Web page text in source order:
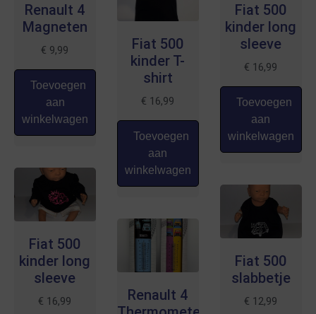
Renault 4
Magneten
€ 9,99
Toevoegen
aan
winkelwagen
Fiat 500
kinder long
sleeve
€ 16,99
Toevoegen
aan
winkelwagen
Fiat 500
kinder T-
shirt
€ 16,99
Toevoegen
aan
winkelwagen
Fiat 500
kinder long
sleeve
€ 16,99
Fiat 500
slabbetje
€ 12,99
Renault 4